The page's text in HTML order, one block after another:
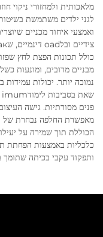
מלאכותית ולמחזורי ניקוי
לגני ילדים משתמשת
ואמצעי איחוד מכניים
כולל תכונות הפצת לחץ
מבניים מרובים, ומונעות
נמוכה יותר. יכולות
פנים מסורתיות. גישה
מאפשרת החלפה נבחרת של
הכוללת תוך שמירה על
כלכליות באמצעות הפחתת
ותפקוד עקבי בכיתה שתומך